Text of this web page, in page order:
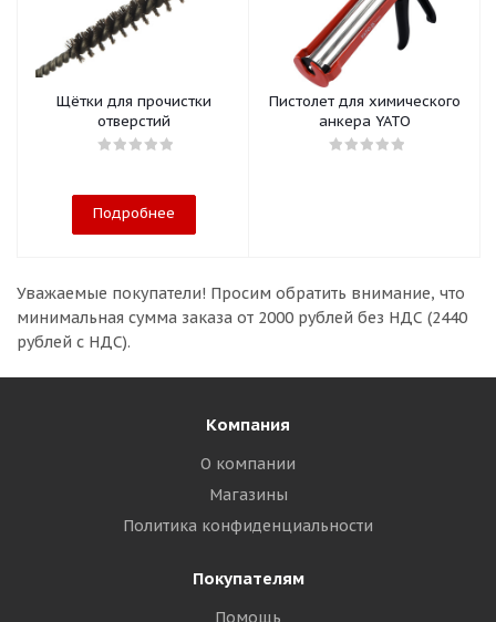
Щётки для прочистки
отверстий
Подробнее
Пистолет для химического
анкера YATO
Уважаемые покупатели! Просим обратить внимание, что
минимальная сумма заказа от 2000 рублей без НДС (2440
рублей с НДС).
Компания
О компании
Магазины
Политика конфиденциальности
Покупателям
Помощь